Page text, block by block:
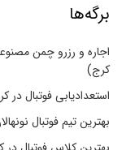
برگه‌ها
اجاره و رزرو چمن
کرج)
استعدادیابی فوتبال در
بهترین تیم فوتبال